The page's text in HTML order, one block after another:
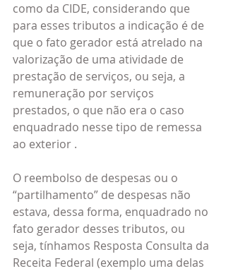
como da CIDE, considerando que
para esses tributos a indicação é de
que o fato gerador está atrelado na
valorização de uma atividade de
prestação de serviços, ou seja, a
remuneração por serviços
prestados, o que não era o caso
enquadrado nesse tipo de remessa
ao exterior .
O reembolso de despesas ou o
“partilhamento” de despesas não
estava, dessa forma, enquadrado no
fato gerador desses tributos, ou
seja, tínhamos Resposta Consulta da
Receita Federal (exemplo uma delas